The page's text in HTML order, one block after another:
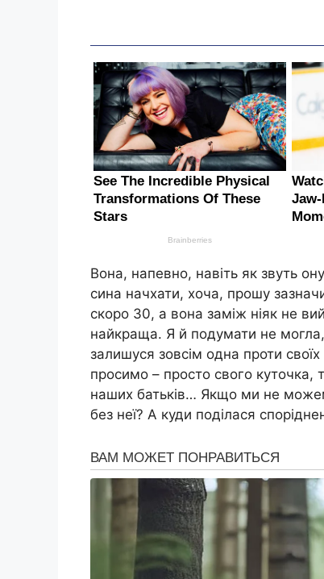
Вона, напевно, навіть як звуть
сина начхати, хоча, прошу
скоро 30, а вона заміж ніяк не
найкраща. Я й подумати не
залишуся зовсім одна проти
просимо – просто свого куточка,
наших батьків… Якщо ми не
без неї? А куди поділася